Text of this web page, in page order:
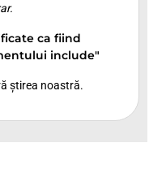
ca fiind
include"
știrea noastră.